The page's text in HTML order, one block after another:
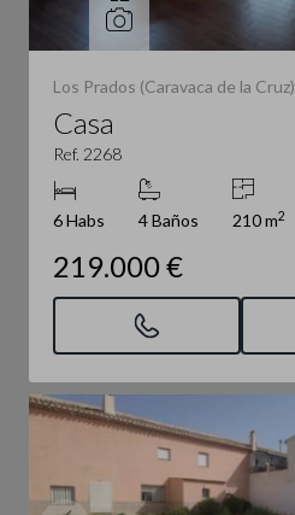
Los Prados (Caravaca de la Cruz)
Casa
Ref. 2268
6 Habs 4 Baños 210 m2
219.000 €